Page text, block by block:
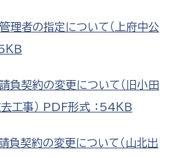
理者の指定について（上府中公
Ｂ
負契約の変更について（旧小田
工事） PDF形式 ：54ＫＢ
負契約の変更について（山北出